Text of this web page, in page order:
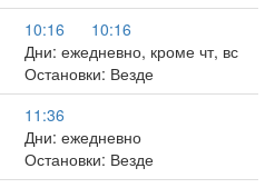
10:16
10:16
Дни: ежедневно, кроме чт, вс
Остановки: Везде
11:36
Дни: ежедневно
Остановки: Везде